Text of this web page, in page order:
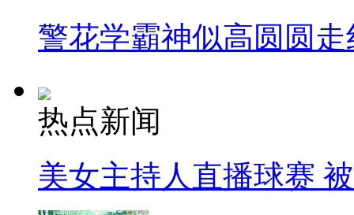
警花学霸神似高圆圆走
热点新闻
美女主持人直播球赛